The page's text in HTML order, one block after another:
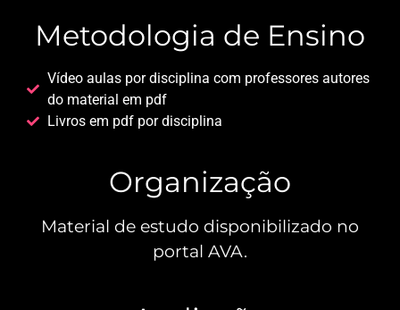
Metodologia de Ensino
Vídeo aulas por disciplina com professores autores
do material em pdf
Livros em pdf por disciplina
Organização
Material de estudo disponibilizado no
portal AVA.